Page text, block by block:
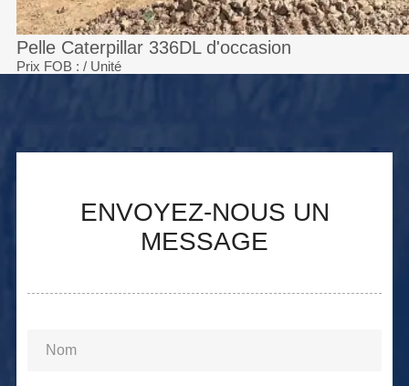
Pelle Caterpillar 336DL d'occasion
Prix FOB : / Unité
ENVOYEZ-NOUS UN
MESSAGE